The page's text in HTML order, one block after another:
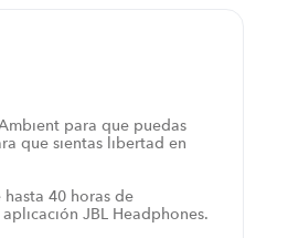
para que puedas
que sientas libertad en
40 horas de
JBL Headphones.